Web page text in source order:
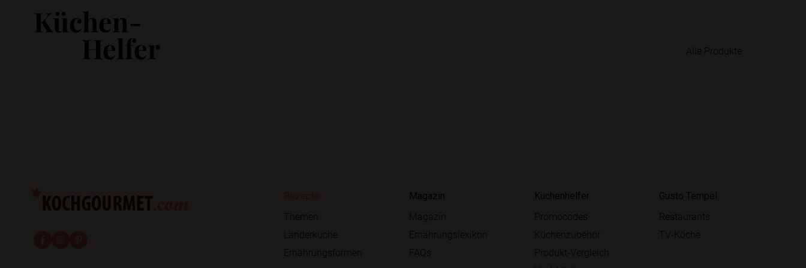
Küchen-
Helfer Alle Produkte
Themen
Länderküche
Ernährungsformen
Magazin
Magazin
Ernährungslexikon
FAQs
Küchenhelfer
Promocodes
Küchenzubehör
Produkt-Vergleich
Gusto Tempel
Restaurants
TV-Köche